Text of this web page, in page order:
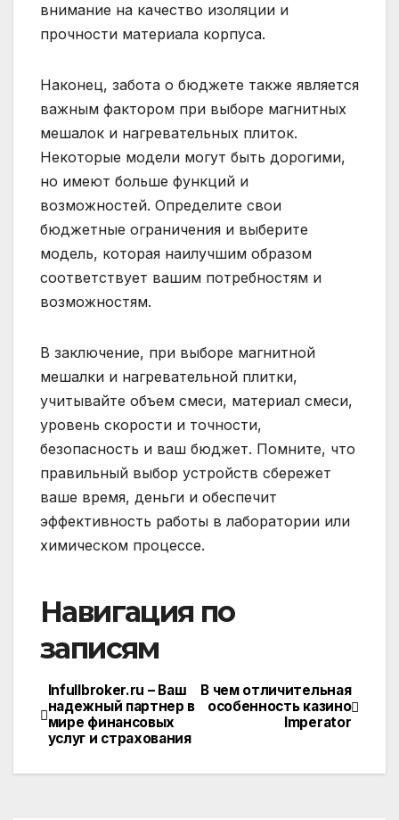
внимание на качество изоляции и
прочности материала корпуса.
Наконец, забота о бюджете также является
важным фактором при выборе магнитных
мешалок и нагревательных плиток.
Некоторые модели могут быть дорогими,
но имеют больше функций и
возможностей. Определите свои
бюджетные ограничения и выберите
модель, которая наилучшим образом
соответствует вашим потребностям и
возможностям.
В заключение, при выборе магнитной
мешалки и нагревательной плитки,
учитывайте объем смеси, материал смеси,
уровень скорости и точности,
безопасность и ваш бюджет. Помните, что
правильный выбор устройств сбережет
ваше время, деньги и обеспечит
эффективность работы в лаборатории или
химическом процессе.
Навигация по
записям
В чем отличительная
особенность казино
Imperator
Infullbroker.ru – Ваш
надежный партнер в
мире финансовых
услуг и страхования